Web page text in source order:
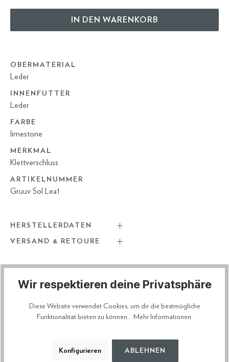
IN DEN WARENKORB
OBERMATERIAL
Leder
INNENFUTTER
Leder
FARBE
limestone
MERKMAL
Klettverschluss
ARTIKELNUMMER
Gruuv Sol Lea1
HERSTELLERDATEN
VERSAND & RETOURE
Wir respektieren deine Privatsphäre
Diese Website verwendet Cookies, um dir die bestmögliche
Funktionalität bieten zu können... Mehr Informationen.
Konfigurieren ABLEHNEN